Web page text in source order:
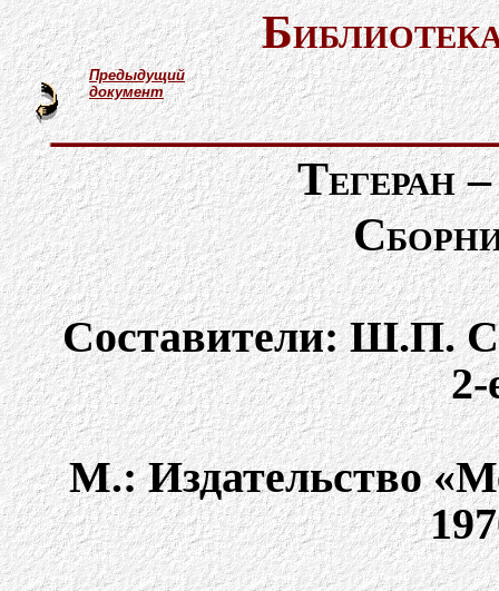
Предыдущий
документ
Тегеран
Составители: Ш.П.
2-
М.: Издательство